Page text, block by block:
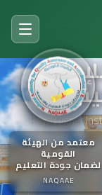
Raya Higher
معتمد من الهيئة
القومية
لضمان جودة التعليم
NAQAAE